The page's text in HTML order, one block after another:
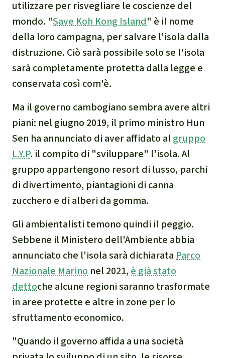
Chaco
Domande e risposte
Commercio e traffico
flora selvatiche
Clima
Documento di sintesi sul
clima
Miniere
CPLI
Pandemia e ambientalismo
Cambiamento climatico
utilizzare per risvegliare le coscienze del
mondo. "Save Koh Kong Island" è il nome
della loro campagna, per salvare l'isola dalla
distruzione. Ciò sarà possibile solo se l'isola
sarà completamente protetta dalla legge e
conservata così com'è.
Ma il governo cambogiano sembra avere altri
piani: nel giugno 2019, il primo ministro Hun
Sen ha annunciato di aver affidato al gruppo
L.Y.P. il compito di "sviluppare" l'isola. Al
gruppo appartengono resort di lusso, parchi
di divertimento, piantagioni di canna
zucchero e di alberi da gomma.
Gli ambientalisti temono quindi il peggio.
Sebbene il Ministero dell'Ambiente abbia
annunciato che l'isola sarà dichiarata Parco
Nazionale Marino nel 2021, è già stato
dettoche alcune regioni saranno trasformate
in aree protette e altre in zone per lo
sfruttamento economico.
"Quando il governo affida a una società